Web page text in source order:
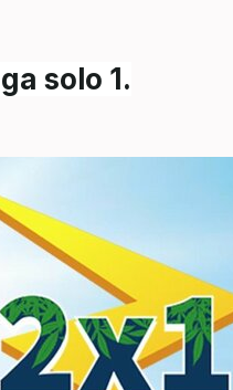
solo 1.